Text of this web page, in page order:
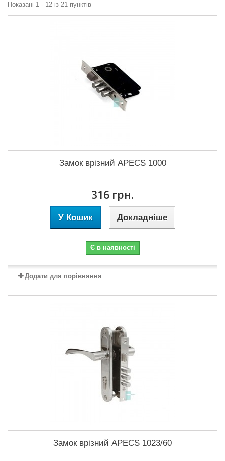
Показані 1 - 12 із 21 пунктів
Замок врізний APECS 1000
316 грн.
У Кошик Докладніше
Є в наявності
Додати для порівняння
Замок врізний APECS 1023/60